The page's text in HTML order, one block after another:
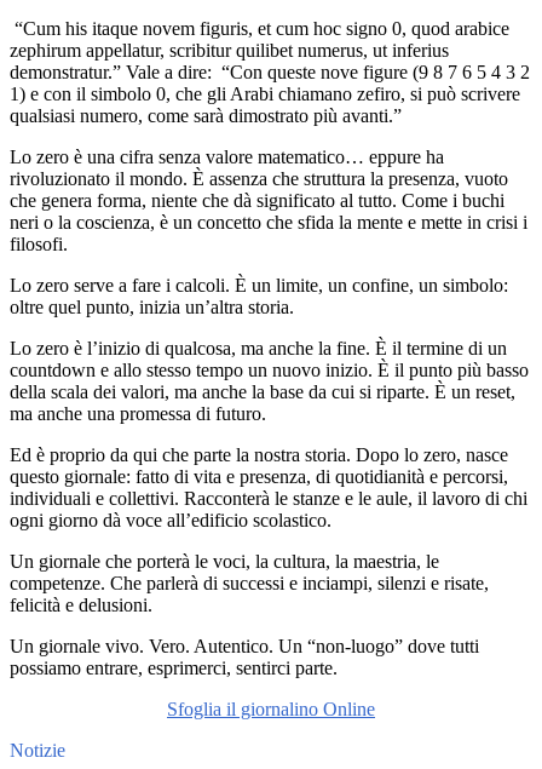
“Cum his itaque novem figuris, et cum hoc signo 0, quod arabice
zephirum appellatur, scribitur quilibet numerus, ut inferius
demonstratur.” Vale a dire: “Con queste nove figure (9 8 7 6 5 4 3 2
1) e con il simbolo 0, che gli Arabi chiamano zefiro, si può scrivere
qualsiasi numero, come sarà dimostrato più avanti.”
Lo zero è una cifra senza valore matematico… eppure ha
rivoluzionato il mondo. È assenza che struttura la presenza, vuoto
che genera forma, niente che dà significato al tutto. Come i buchi
neri o la coscienza, è un concetto che sfida la mente e mette in crisi i
filosofi.
Lo zero serve a fare i calcoli. È un limite, un confine, un simbolo:
oltre quel punto, inizia un’altra storia.
Lo zero è l’inizio di qualcosa, ma anche la fine. È il termine di un
countdown e allo stesso tempo un nuovo inizio. È il punto più basso
della scala dei valori, ma anche la base da cui si riparte. È un reset,
ma anche una promessa di futuro.
Ed è proprio da qui che parte la nostra storia. Dopo lo zero, nasce
questo giornale: fatto di vita e presenza, di quotidianità e percorsi,
individuali e collettivi. Racconterà le stanze e le aule, il lavoro di chi
ogni giorno dà voce all’edificio scolastico.
Un giornale che porterà le voci, la cultura, la maestria, le
competenze. Che parlerà di successi e inciampi, silenzi e risate,
felicità e delusioni.
Un giornale vivo. Vero. Autentico. Un “non-luogo” dove tutti
possiamo entrare, esprimerci, sentirci parte.
Sfoglia il giornalino Online
Notizie